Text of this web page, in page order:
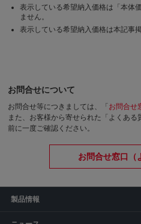
表示している希望納入価格は「本体
ません。
表示している希望納入価格は本記事
お問合せについて
お問合せ等につきましては、「 お問合せ
また、お客様から寄せられた「よくあ
前に一度ご確認ください。
お問合せ窓口（
製品情報